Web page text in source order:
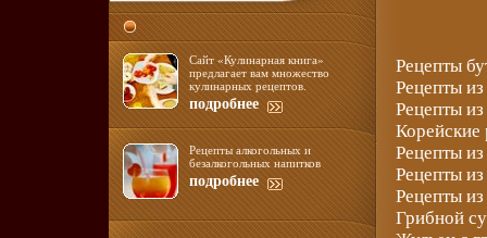
Сайт «Кулинарная книга»
предлагает вам множество
кулинарных рецептов.
подробнее
Рецепты алкогольных и
безалкогольных напитков
подробнее
Рецепты
Рецепты
Рецепты
Корейские
Рецепты
Рецепты
Рецепты
Грибной